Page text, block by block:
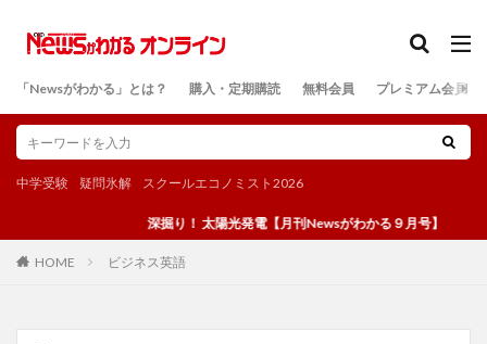
「Newsがわかる」とは？ 購入・定期購読 無料会員 プレミアム会員
中学受験 疑問氷解 スクールエコノミスト2026
深掘り！ 太陽光発電【月刊Newsがわかる９月号】
HOME ビジネス英語
検索